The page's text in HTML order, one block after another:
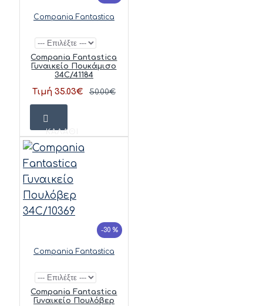
Compania Fantastica
Compania Fantastica
Γυναικείο Πουκάμισο
34C/41184
Τιμή 35.03€ 50.00€
ΚΑΛΆΘΙ
-30 %
Compania Fantastica
Compania Fantastica
Γυναικείο Πουλόβερ